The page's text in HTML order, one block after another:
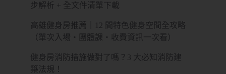
步解析 + 全文件清單下載
高雄健身房推薦｜12 間特色健身空間全攻略
（單次入場・團體課・收費資訊一次看）
健身房消防措施做對了嗎？3 大必知消防建
築法規！